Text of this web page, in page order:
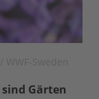
sind Gärten